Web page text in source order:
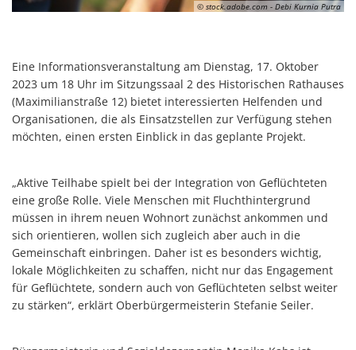
© stock.adobe.com - Debi Kurnia Putra
Eine Informationsveranstaltung am Dienstag, 17. Oktober
2023 um 18 Uhr im Sitzungssaal 2 des Historischen Rathauses
(Maximilianstraße 12) bietet interessierten Helfenden und
Organisationen, die als Einsatzstellen zur Verfügung stehen
möchten, einen ersten Einblick in das geplante Projekt.
„Aktive Teilhabe spielt bei der Integration von Geflüchteten
eine große Rolle. Viele Menschen mit Fluchthintergrund
müssen in ihrem neuen Wohnort zunächst ankommen und
sich orientieren, wollen sich zugleich aber auch in die
Gemeinschaft einbringen. Daher ist es besonders wichtig,
lokale Möglichkeiten zu schaffen, nicht nur das Engagement
für Geflüchtete, sondern auch von Geflüchteten selbst weiter
zu stärken“, erklärt Oberbürgermeisterin Stefanie Seiler.